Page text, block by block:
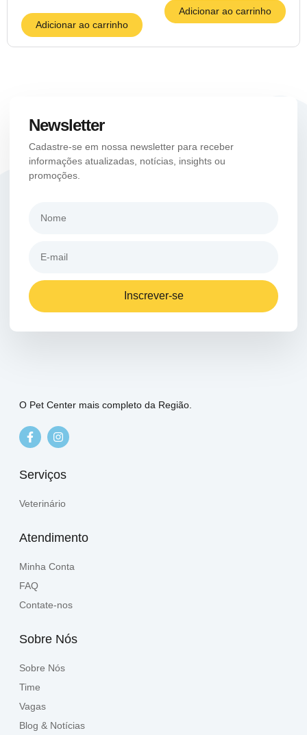
Adicionar ao carrinho
Adicionar ao carrinho
Newsletter
Cadastre-se em nossa newsletter para receber
informações atualizadas, notícias, insights ou
promoções.
Inscrever-se
O Pet Center mais completo da Região.
Serviços
Veterinário
Atendimento
Minha Conta
FAQ
Contate-nos
Sobre Nós
Sobre Nós
Time
Vagas
Blog & Notícias